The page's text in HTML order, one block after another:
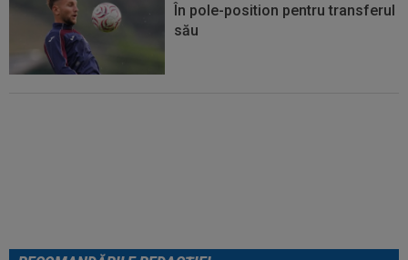
În pole-position pentru transferul
său